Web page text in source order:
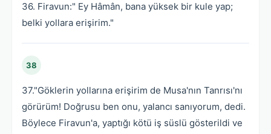
36. Firavun:" Ey Hâmân, bana yüksek bir kule yap;
belki yollara erişirim."
38
37."Göklerin yollarına erişirim de Musa'nın Tanrısı'nı
görürüm! Doğrusu ben onu, yalancı sanıyorum, dedi.
Böylece Firavun'a, yaptığı kötü iş süslü gösterildi ve